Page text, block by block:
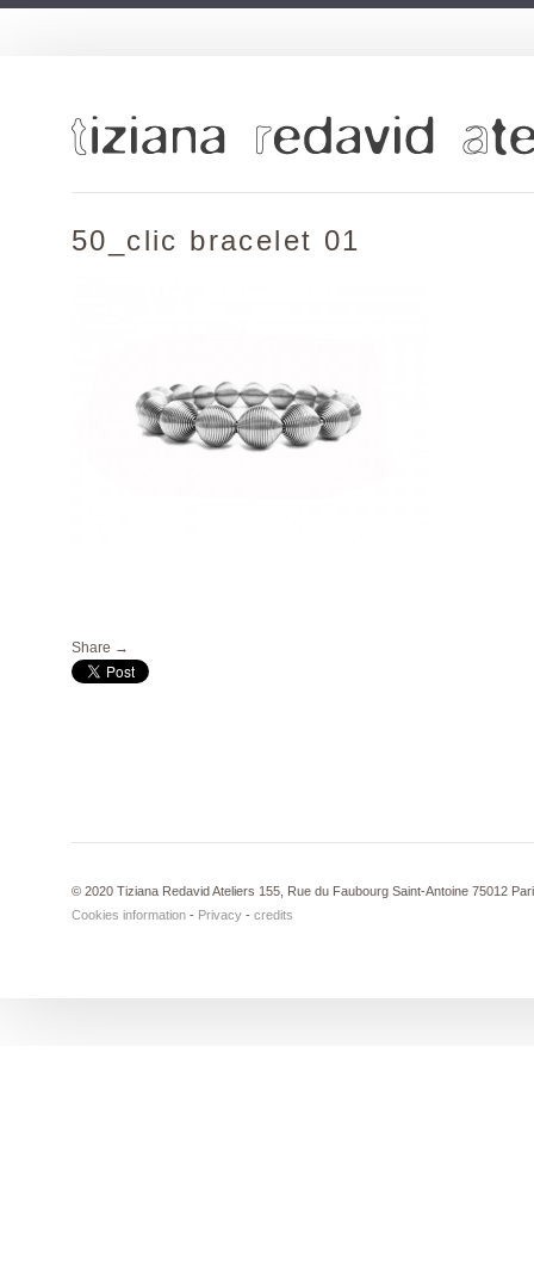
50_clic bracelet 01
Share →
© 2020 Tiziana Redavid Ateliers 155, Rue du Faubourg Saint-Antoine 75012
Cookies information - Privacy - credits